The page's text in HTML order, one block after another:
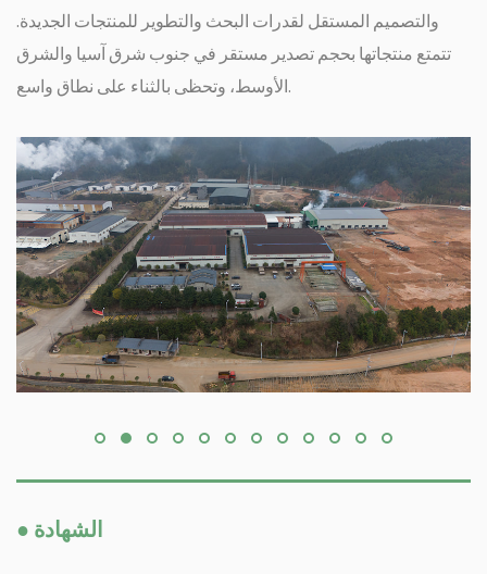
والتصميم المستقل لقدرات البحث والتطوير للمنتجات الجديدة.
تتمتع منتجاتها بحجم تصدير مستقر في جنوب شرق آسيا والشرق
الأوسط، وتحظى بالثناء على نطاق واسع.
● الشهادة